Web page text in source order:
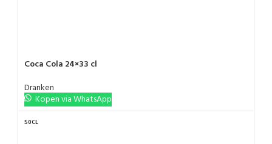
Coca Cola 24×33 cl
Dranken
Kopen via WhatsApp
50CL